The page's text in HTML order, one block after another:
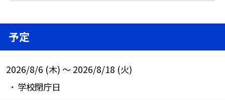
予定
2026/8/6 (木) ～ 2026/8/18 (火)
学校閉庁日